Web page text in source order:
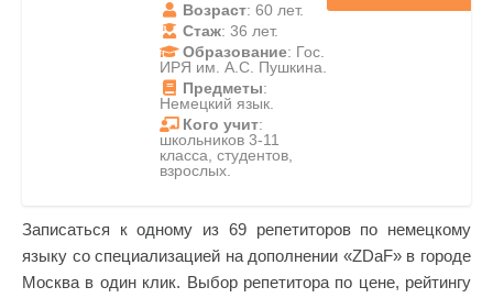
Возраст: 60 лет.
Стаж: 36 лет.
Образование: Гос.
ИРЯ им. А.С. Пушкина.
Предметы:
Немецкий язык.
Кого учит:
школьников 3-11
класса, студентов,
взрослых.
Записаться к одному из 69 репетиторов по немецкому
языку со специализацией на дополнении «ZDaF» в городе
Москва в один клик. Выбор репетитора по цене, рейтингу